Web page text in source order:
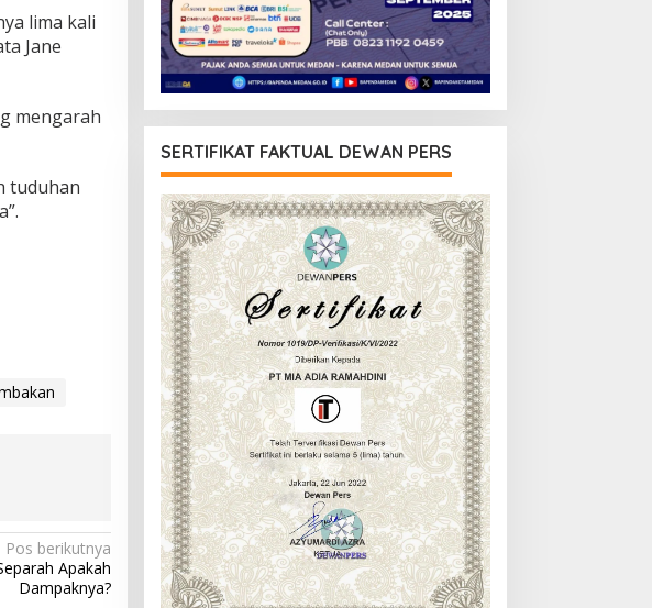
lima kali
Jane
mengarah
tuduhan
Pos berikutnya
Apakah
Dampaknya?
SERTIFIKAT FAKTUAL DEWAN PERS